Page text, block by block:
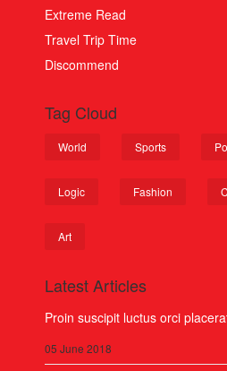
Extreme Read
Travel Trip Time
Discommend
Tag Cloud
World Sports
Logic Fashion
Art
Latest Articles
Proin suscipit luctus orci
05 June 2018